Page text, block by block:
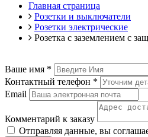
Главная страница
Розетки и выключатели
Розетки электрические
Розетка с заземлением с
Ваше имя *
Контактный телефон *
Email
Комментарий к заказу
Отправляя данные, вы